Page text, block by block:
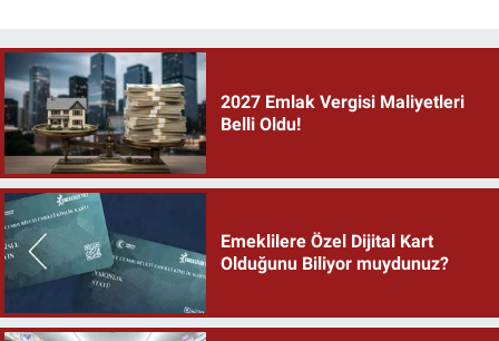
2027 Emlak Vergisi Maliyetleri
Belli Oldu!
Emeklilere Özel Dijital Kart
Olduğunu Biliyor muydunuz?